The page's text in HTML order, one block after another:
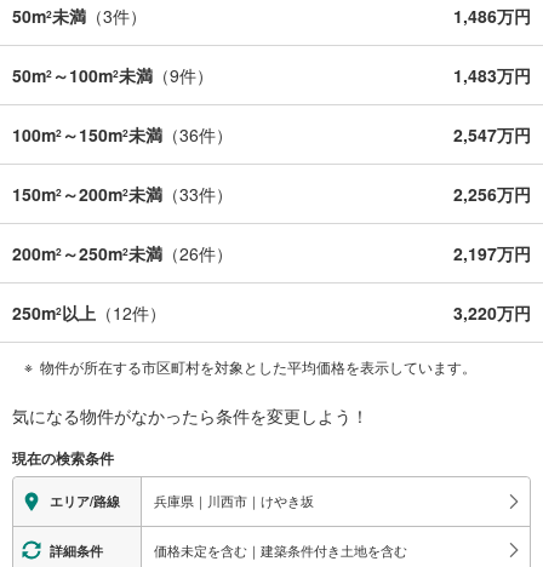
50m2未満 （3件） 1,486万円
50m2 ～100m2未満 （9件） 1,483万円
100m2 ～150m2未満 （36件） 2,547万円
150m2 ～200m2未満 （33件） 2,256万円
200m2 ～250m2未満 （26件） 2,197万円
250m2以上 （12件） 3,220万円
物件が所在する市区町村を対象とした平均価格を表示しています。
気になる物件がなかったら条件を変更しよう！
現在の検索条件
エリア/路線 兵庫県｜川西市｜けやき坂
詳細条件 価格未定を含む｜建築条件付き土地を含む